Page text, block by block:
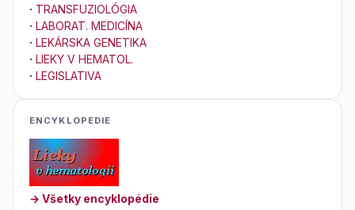
· TRANSFUZIOLÓGIA
· LABORAT. MEDICÍNA
· LEKÁRSKA GENETIKA
· LIEKY V HEMATOL.
· LEGISLATIVA
ENCYKLOPEDIE
→ Všetky encyklopédie